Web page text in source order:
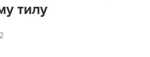
тилу